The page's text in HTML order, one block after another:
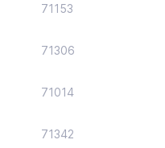
71153
71306
71014
71342